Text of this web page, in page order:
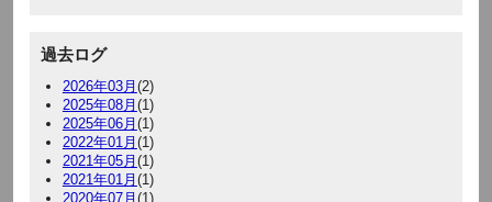
過去ログ
2026年03月(2)
2025年08月(1)
2025年06月(1)
2022年01月(1)
2021年05月(1)
2021年01月(1)
2020年07月(1)